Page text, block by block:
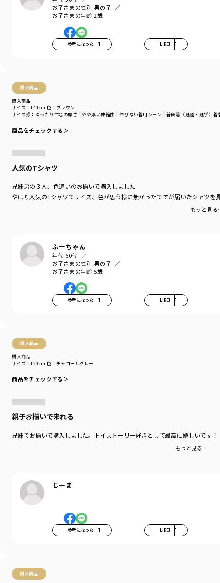
お子さまの性別:男の子
お子さまの年齢:2歳
参考になった 1 LIKE! 1
購入商品
購入商品
サイズ感 ：ゆったり 生地の厚さ ：やや厚い伸縮性 ：伸びない着用シーン ：普段着（通園・通学）着
サイズ：140cm 色：ブラウン
商品をチェックする＞
人気のTシャツ
兄妹弟の３人、色違いのお揃いで購入しました
やはり人気のTシャツてサイズ、色が思う様に無かったですが届いたシャツを
もっと見
ふーちゃん
年代:60代
お子さまの性別:男の子
お子さまの年齢:5歳
参考になった 1 LIKE! 1
購入商品
購入商品
サイズ：120cm 色：チャコールグレー
商品をチェックする＞
親子お揃いで来れる
兄妹でお揃いで購入しました。トイストーリー好きとして最高に嬉しいです
もっと見る…
じーま
参考になった 1 LIKE! 1
購入商品
お気に入りが必ず見つかる
【TOY STORY／トイ・ストーリー】シリーズの商品
11-6506-522 【TOY STORY／トイ・ストーリー】キャラクターアソートT
11-6531-525 【TOY STORY／トイ・ストーリー】デニムパンツ
11-6584-526 【TOY STORY／トイ・ストーリー】総柄バンダナ
14-6563-006 【TOY STORY／トイ・ストーリー】キャラクターアソートソ
ックス
14-6571-007 【TOY STORY／トイ・ストーリー】キャラクタープリント巾
着
透け感：アイボリーカラーは色の特性上、透け感がございます
伸縮性：あり
着用イメージ/カラー：イエロー
モデル：身長110.0cm 体重18kg
サイズ：サイズ110
カテゴリ
トップス
カラー
／ホワイト
性別タイプ
／GIRL
BOY